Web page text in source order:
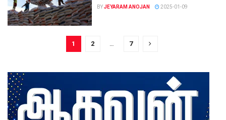
BYJEYARAM ANOJAN 2025-01-09
1 2 … 7